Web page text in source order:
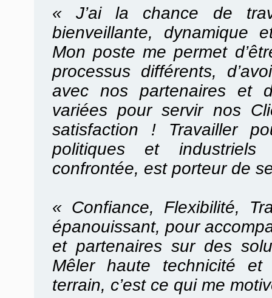
« J’ai la chance de
bienveillante, dynamique
Mon poste me permet
processus différents,
avec nos partenaires et
variées pour servir nos
satisfaction ! Travailler
politiques et industriels
confrontée, est porteur de
« Confiance, Flexibilité,
épanouissant, pour
et partenaires sur des
Mêler haute technicité
terrain, c’est ce qui me